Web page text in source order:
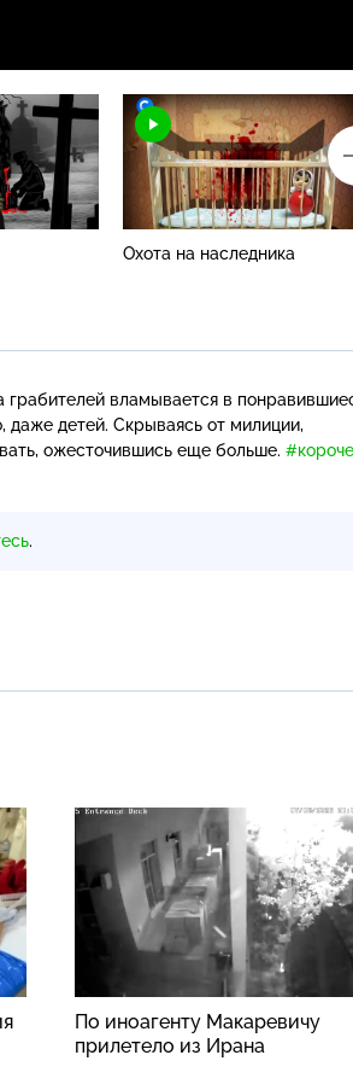
Охота на наследника
грабителей вламывается в
даже детей. Скрываясь от милиции,
ожесточившись еще больше. #короче
.
По иноагенту Макаревичу
прилетело из Ирана